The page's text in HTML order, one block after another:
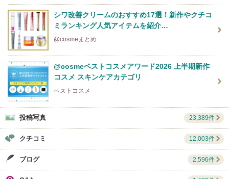
シワ改善クリームのおすすめ17選！新作やクチコ
ミランキング人気アイテムを紹介…
@cosmeまとめ
@cosmeベストコスメアワード2026 上半期新作
コスメ スキンケアカテゴリ
ベストコスメ
投稿写真 23,389件
クチコミ 12,003件
ブログ 2,596件